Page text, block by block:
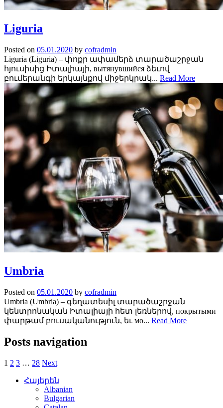
Liguria
Posted on 05.01.2020 by cofradmin
Liguria (Liguria) – փոքր ափամերձ տարածաշրջան
հյուսիսից Իտալիայի, вытянувшийся ձեւով
բումերանգի երկայնքով միջերկրակ... Read More
Umbria
Posted on 05.01.2020 by cofradmin
Umbria (Umbria) – գեղատեսիլ տարածաշրջան
կենտրոնական Իտալիայի հետ լեռներով, покрытыми
փարթամ բուսականություն, եւ мо... Read More
Posts navigation
1 2 3 … 28 Next
Հայերեն
Albanian
Bulgarian